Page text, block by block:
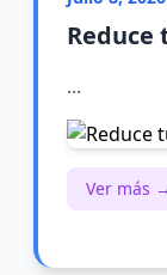
Reduce
...
Ver más →